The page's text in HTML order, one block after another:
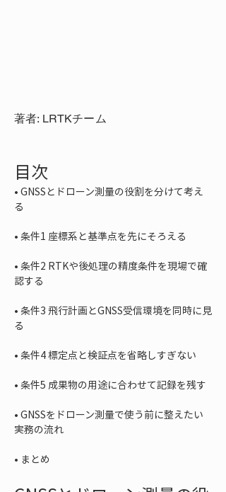
著者: LRTKチーム
目次
• GNSSとドローン測量の役割を分けて考え
•
• 条件2 RTKや後処理の精度条件を現場で確
• 条件3 飛行計画とGNSS受信環境を同時に見
•
•
• GNSSをドローン測量で使う前に整えたい
• まとめ